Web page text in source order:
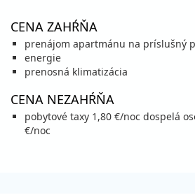
september 2026
05.09. - 12.09.26
vlastná vlastná
vypočítať cenu
CENA ZAHŔŇA
prenájom apartmánu na príslušný
energie
prenosná klimatizácia
CENA NEZAHŔŇA
pobytové taxy 1,80 €/noc dospelá
€/noc